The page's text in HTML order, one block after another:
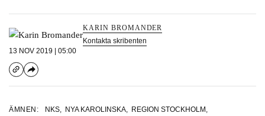
KARIN BROMANDER
Kontakta skribenten
13 NOV 2019 | 05:00
ÄMNEN: NKS, NYA KAROLINSKA, REGION STOCKHOLM ,